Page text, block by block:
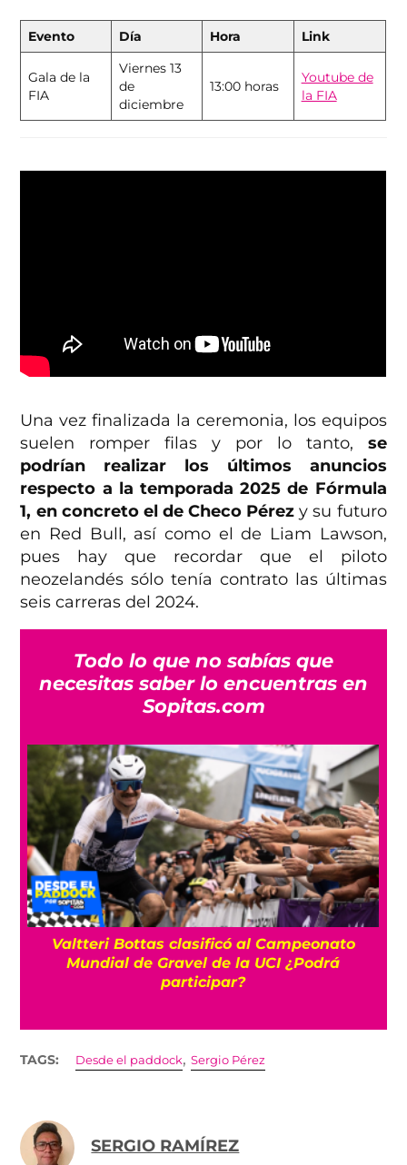
Evento Día Hora Link
Gala de la
FIA
Viernes 13
de
diciembre
13:00 horas
Youtube de
la FIA
Una vez finalizada la ceremonia, los equipos
suelen romper filas y por lo tanto, se
podrían realizar los últimos anuncios
respecto a la temporada 2025 de Fórmula
1, en concreto el de Checo Pérez y su futuro
en Red Bull, así como el de Liam Lawson,
pues hay que recordar que el piloto
neozelandés sólo tenía contrato las últimas
seis carreras del 2024.
Todo lo que no sabías que
necesitas saber lo encuentras en
Sopitas.com
Valtteri Bottas clasificó al Campeonato
Mundial de Gravel de la UCI ¿Podrá
participar?
TAGS: Desde el paddock,Sergio Pérez
SERGIO RAMÍREZ